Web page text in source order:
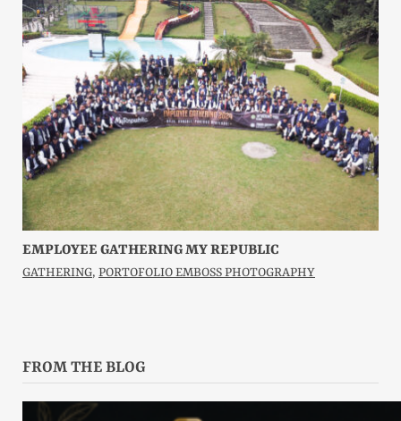
EMPLOYEE GATHERING MY REPUBLIC
GATHERING, PORTOFOLIO EMBOSS PHOTOGRAPHY
FROM THE BLOG